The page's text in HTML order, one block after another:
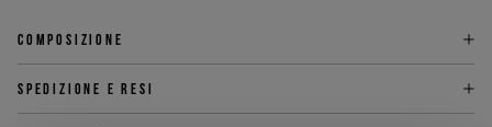
Composizione
Spedizione e Resi